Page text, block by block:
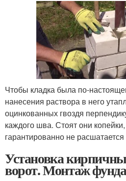
Чтобы кладка была по-
нанесения раствора в него
оцинкованных гвоздя
каждого шва. Стоят они
гарантированно не расшатается
Установка
ворот. Монтаж